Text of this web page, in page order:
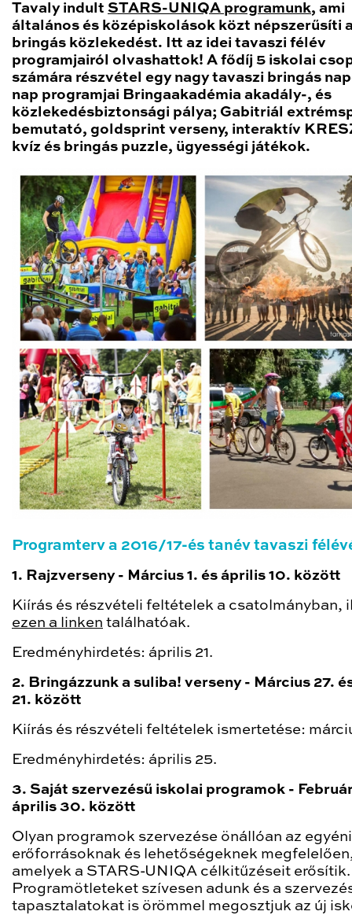
Tavaly indult STARS-UNIQA programunk, ami
általános és középiskolások közt népszerűsíti
bringás közlekedést. Itt az idei tavaszi félév
programjairól olvashattok! A fődíj 5 iskolai
számára részvétel egy nagy tavaszi bringás
nap programjai Bringaakadémia akadály-, és
közlekedésbiztonsági pálya; Gabitriál
bemutató, goldsprint verseny, interaktív
kvíz és bringás puzzle, ügyességi játékok.
Programterv a 2016/17-és tanév tavaszi
1. Rajzverseny - Március 1. és április 10. között
Kiírás és részvételi feltételek a csatolmányban,
ezen a linken találhatóak.
Eredményhirdetés: április 21.
2. Bringázzunk a suliba! verseny - Március 27.
21. között
Kiírás és részvételi feltételek ismertetése:
Eredményhirdetés: április 25.
3. Saját szervezésű iskolai programok -
április 30. között
Olyan programok szervezése önállóan az egyéni
erőforrásoknak és lehetőségeknek
amelyek a STARS-UNIQA célkitűzéseit erősítik.
Programötleteket szívesen adunk és a
tapasztalatokat is örömmel megosztjuk az új